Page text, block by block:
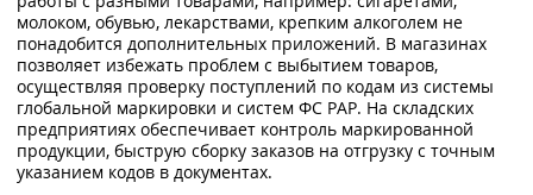
молоком, обувью, лекарствами, крепким алкоголем не
понадобится дополнительных приложений. В магазинах
позволяет избежать проблем с выбытием товаров,
осуществляя проверку поступлений по кодам из системы
глобальной маркировки и систем ФС РАР. На складских
предприятиях обеспечивает контроль маркированной
продукции, быструю сборку заказов на отгрузку с точным
указанием кодов в документах.